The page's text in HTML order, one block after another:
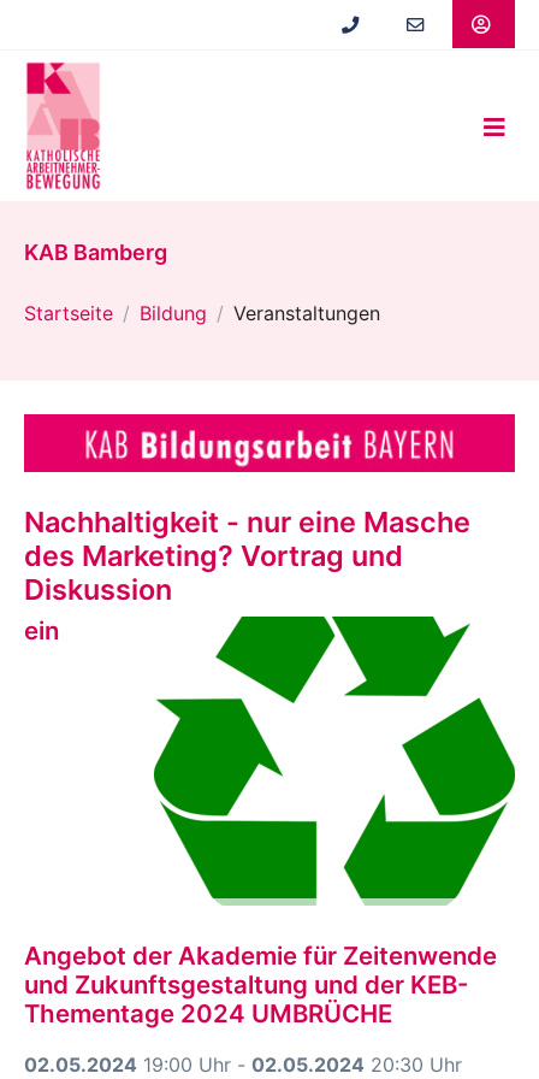
springen
KAB Bamberg
Startseite Bildung Veranstaltungen
Nachhaltigkeit - nur eine Masche
des Marketing? Vortrag und
Diskussion
ein
Angebot der Akademie für Zeitenwende
und Zukunftsgestaltung und der KEB-
Thementage 2024 UMBRÜCHE
02.05.2024 19:00 Uhr - 02.05.2024 20:30 Uhr